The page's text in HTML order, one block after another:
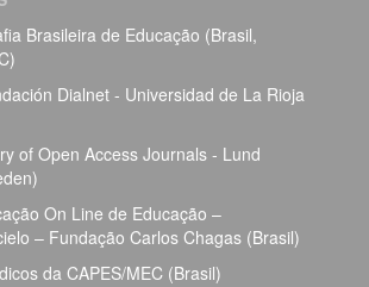
Brasileira de Educação (Brasil,
Dialnet - Universidad de La Rioja
of Open Access Journals - Lund
On Line de Educação –
– Fundação Carlos Chagas (Brasil)
da CAPES/MEC (Brasil)